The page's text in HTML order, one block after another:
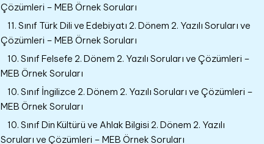
Çözümleri – MEB Örnek Soruları
11. Sınıf Türk Dili ve Edebiyatı 2. Dönem 2. Yazılı Soruları ve
Çözümleri – MEB Örnek Soruları
10. Sınıf Felsefe 2. Dönem 2. Yazılı Soruları ve Çözümleri –
MEB Örnek Soruları
10. Sınıf İngilizce 2. Dönem 2. Yazılı Soruları ve Çözümleri –
MEB Örnek Soruları
10. Sınıf Din Kültürü ve Ahlak Bilgisi 2. Dönem 2. Yazılı
Soruları ve Çözümleri – MEB Örnek Soruları